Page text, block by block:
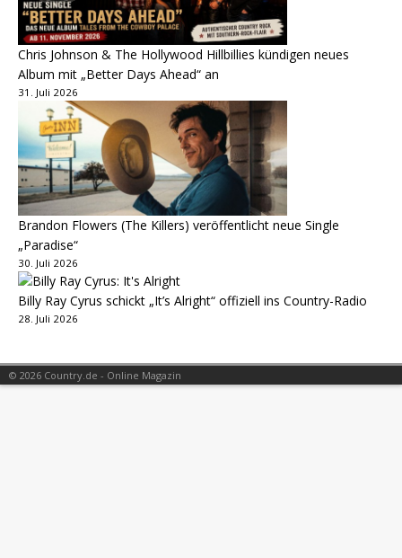
Chris Johnson & The Hollywood Hillbillies kündigen neues
Album mit „Better Days Ahead“ an
31. Juli 2026
Brandon Flowers (The Killers) veröffentlicht neue Single
„Paradise“
30. Juli 2026
Billy Ray Cyrus schickt „It’s Alright“ offiziell ins Country-Radio
28. Juli 2026
© 2026 Country.de - Online Magazin